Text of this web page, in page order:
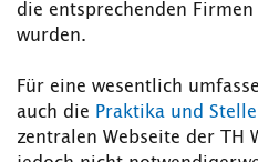
die entsprechenden
wurden.
Für eine wesentlich
auch die Praktika und
zentralen Webseite der TH